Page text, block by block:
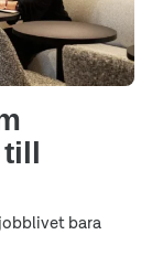
bara